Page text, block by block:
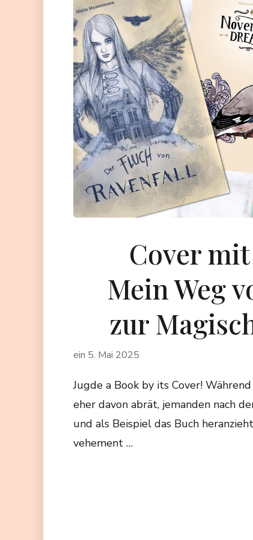
Cover mit
Mein Weg
zur
ein 5. Mai 2025
Jugde a Book by its Cover!
eher davon abrät, jemanden nach
und als Beispiel das Buch
vehement …